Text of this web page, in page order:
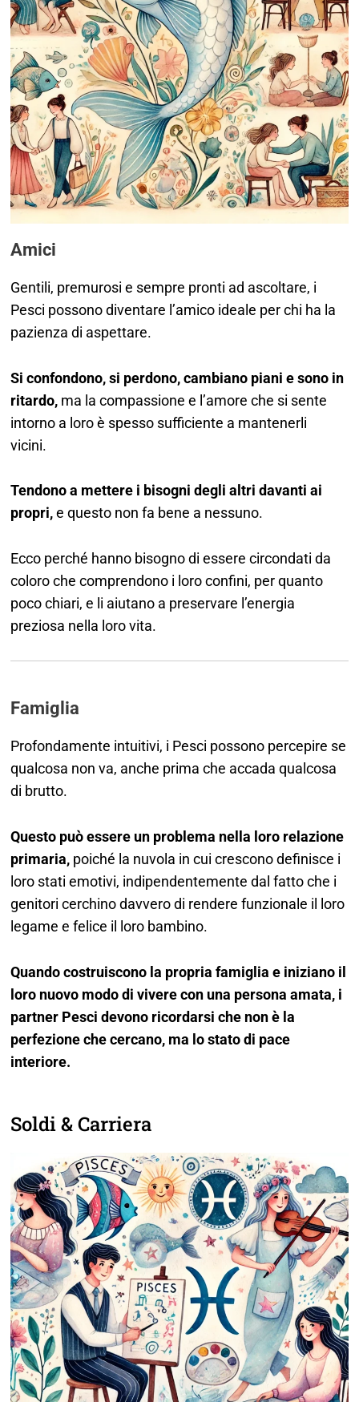
Amici
Gentili, premurosi e sempre pronti ad ascoltare, i
Pesci possono diventare l’amico ideale per chi ha la
pazienza di aspettare.
Si confondono, si perdono, cambiano piani e sono in
ritardo, ma la compassione e l’amore che si sente
intorno a loro è spesso sufficiente a mantenerli
vicini.
Tendono a mettere i bisogni degli altri davanti ai
propri,e questo non fa bene a nessuno.
Ecco perché hanno bisogno di essere circondati da
coloro che comprendono i loro confini, per quanto
poco chiari, e li aiutano a preservare l’energia
preziosa nella loro vita.
Famiglia
Profondamente intuitivi, i Pesci possono percepire se
qualcosa non va, anche prima che accada qualcosa
di brutto.
Questo può essere un problema nella loro relazione
primaria, poiché la nuvola in cui crescono definisce i
loro stati emotivi, indipendentemente dal fatto che i
genitori cerchino davvero di rendere funzionale il loro
legame e felice il loro bambino.
Quando costruiscono la propria famiglia e iniziano il
loro nuovo modo di vivere con una persona amata, i
partner Pesci devono ricordarsi che non è la
perfezione che cercano, ma lo stato di pace
interiore.
Soldi & Carriera